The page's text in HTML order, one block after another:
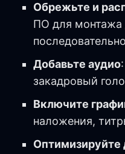
Обрежьте и
ПО для монтажа
Добавьте аудио
закадровый
Включите
наложения,
Оптимизируйте